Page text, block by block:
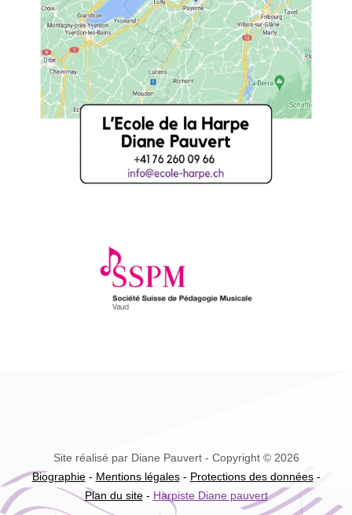
Site réalisé par Diane Pauvert - Copyright © 2026
Biographie- Mentions légales- Protections des données-
Plan du site- Harpiste Diane pauvert